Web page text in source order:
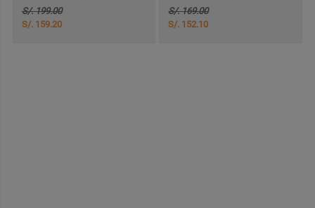
S/. 199.00
S/. 159.20
S/. 169.00
S/. 152.10